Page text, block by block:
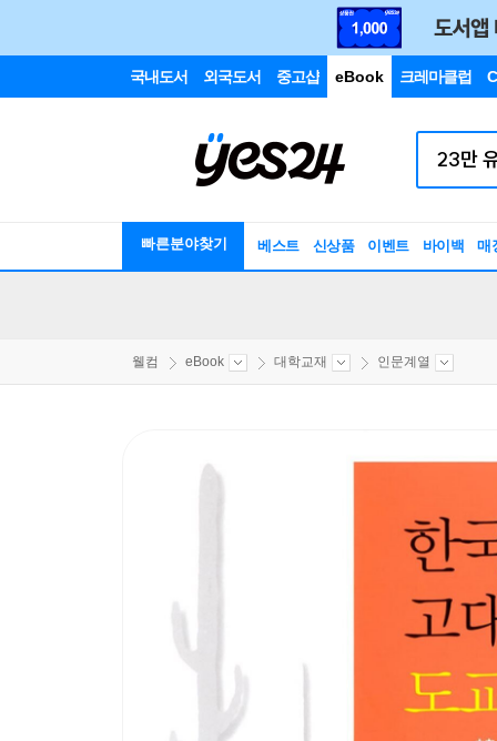
국내도서 외국도서 중고샵 eBook 크레마클럽
빠른분야찾기 베스트 신상품 이벤트 바이백 매
웰컴 eBook 대학교재 인문계열